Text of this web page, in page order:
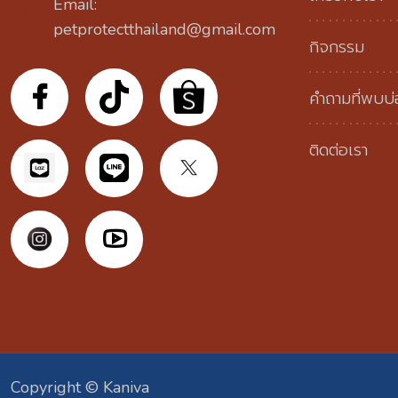
Email:
petprotectthailand@gmail.com
กิจกรรม
คำถามที่พบ
ติดต่อเรา
Copyright © Kaniva